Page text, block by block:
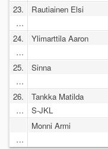
23.
…
Rautiainen Elsi
24.
…
Ylimarttila Aaron
25.
…
Sinna
26.
…
Tankka Matilda
S-JKL
…
Monni Armi